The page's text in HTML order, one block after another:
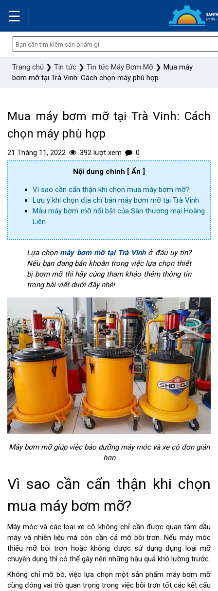
☰
Trang chủ ❯ Tin tức ❯ Tin tức Máy Bơm Mỡ ❯ Mua máy
bơm mỡ tại Trà Vinh: Cách chọn máy phù hợp
Mua máy bơm mỡ tại Trà Vinh: Cách
chọn máy phù hợp
21 Tháng 11, 2022 392 lượt xem 0
Nội dung chính [ Ẩn ]
Vì sao cần cẩn thận khi chọn mua máy bơm mỡ?
Lưu ý khi chọn địa chỉ bán máy bơm mỡ tại Trà Vinh
Mẫu máy bơm mỡ nổi bật của Sàn thương mại Hoàng
Liên
Lựa chọn máy bơm mỡ tại Trà Vinh ở đâu uy tín?
Nếu bạn đang băn khoăn trong việc lựa chọn thiết
bị bơm mỡ thì hãy cùng tham khảo thêm thông tin
trong bài viết dưới đây nhé!
Máy bơm mỡ giúp việc bảo dưỡng máy móc và xe cộ đơn giản
hơn
Vì sao cần cẩn thận khi chọn
mua máy bơm mỡ?
Máy móc và các loại xe cộ không chỉ cần được quan tâm dầu
máy và nhiên liệu mà còn cần cả mỡ bôi trơn. Nếu máy móc
thiếu mỡ bôi trơn hoặc không được sử dụng đụng loại mỡ
chuyên dụng thì có thể gây nên những hậu quả khó lường trước.
Không chỉ mỡ bò, việc lựa chọn một sản phẩm máy bơm mỡ
cùng đóng vai trò quan trọng trong việc bôi trơn tốt các kết cấu